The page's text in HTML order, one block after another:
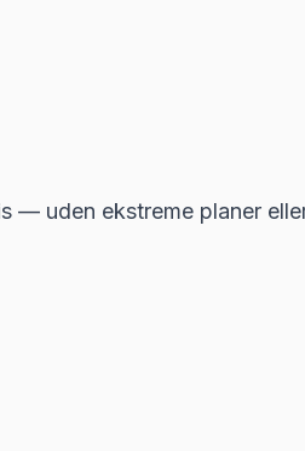
uden ekstreme planer